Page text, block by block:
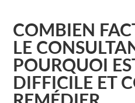
COMBIEN
LE
POURQUOI
DIFFICILE ET